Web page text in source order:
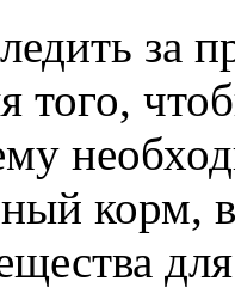
за
того,
корм,